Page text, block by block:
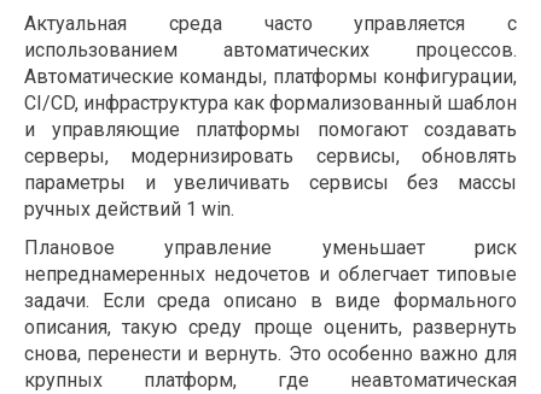
Актуальная среда часто управляется с
использованием автоматических процессов.
Автоматические команды, платформы конфигурации,
CI/CD, инфраструктура как формализованный шаблон
и управляющие платформы помогают создавать
серверы, модернизировать сервисы, обновлять
параметры и увеличивать сервисы без массы
ручных действий 1 win.
Плановое управление уменьшает риск
непреднамеренных недочетов и облегчает типовые
задачи. Если среда описано в виде формального
описания, такую среду проще оценить, развернуть
снова, перенести и вернуть. Это особенно важно для
крупных платформ, где неавтоматическая